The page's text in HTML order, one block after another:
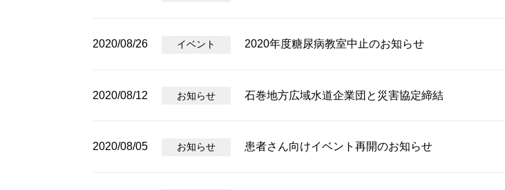
2020/08/26 イベント 2020年度糖尿病教室中止のお知らせ
2020/08/12 お知らせ 石巻地方広域水道企業団と災害協定締結
2020/08/05 お知らせ 患者さん向けイベント再開のお知らせ